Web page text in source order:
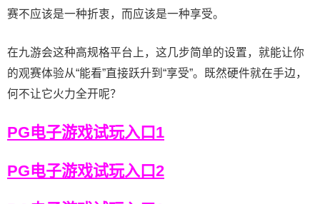
赛不应该是一种折衷，而应该是一种享受。
在九游会这种高规格平台上，这几步简单的设置，就能让你
的观赛体验从“能看”直接跃升到“享受”。既然硬件就在手边，
何不让它火力全开呢？
PG电子游戏试玩入口1
PG电子游戏试玩入口2